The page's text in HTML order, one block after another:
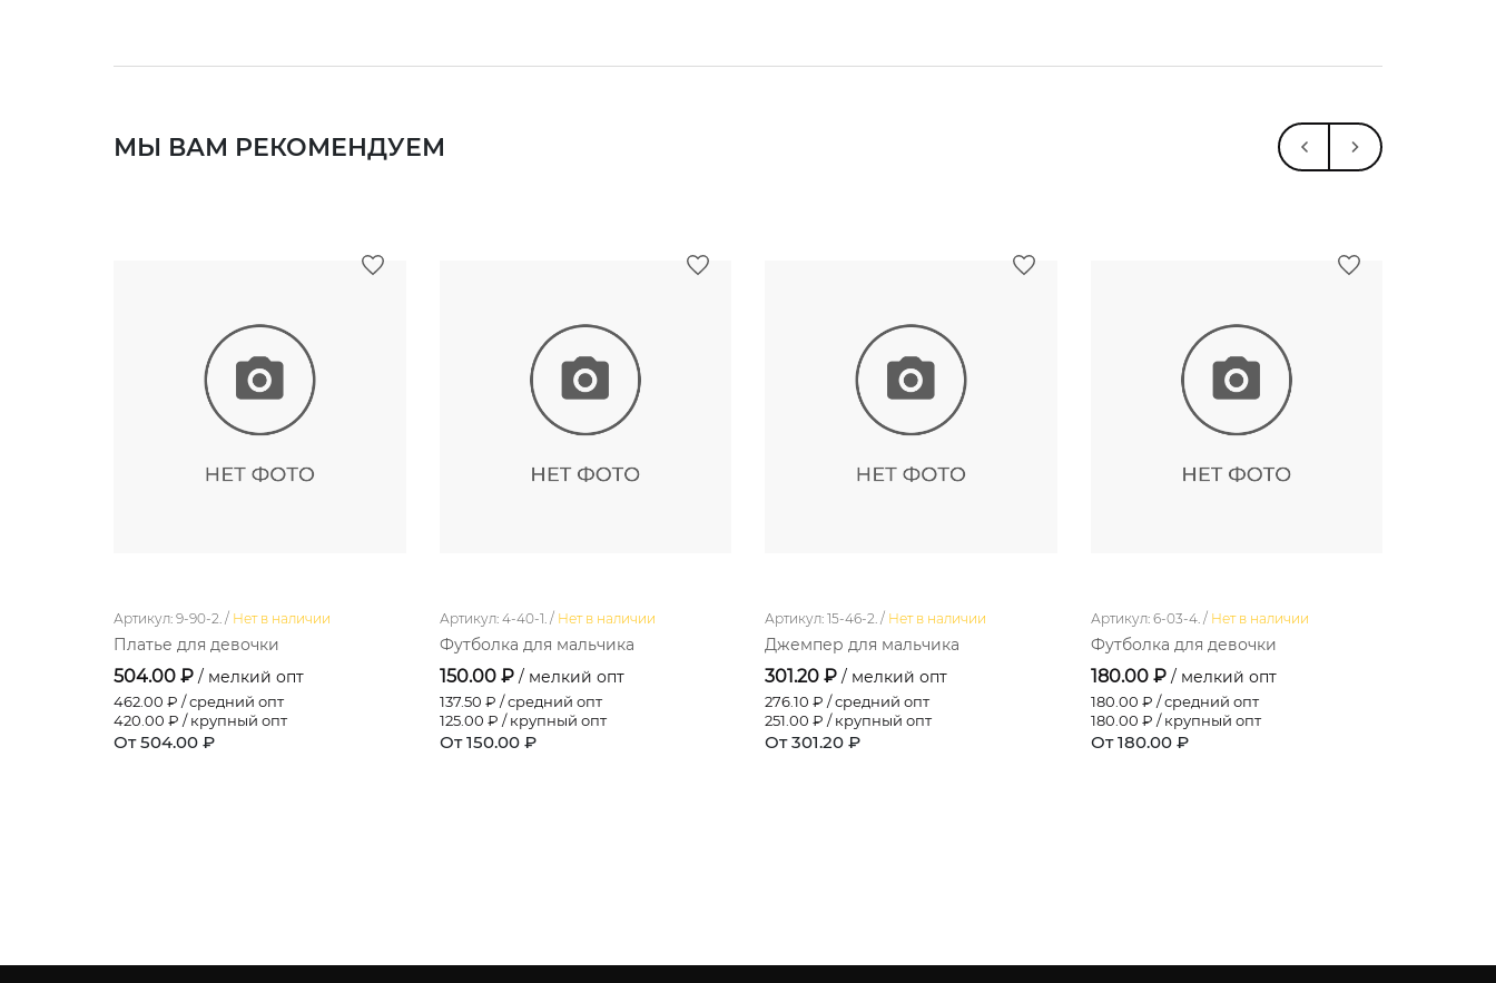
МЫ ВАМ РЕКОМЕНДУЕМ
Артикул: 9-90-2. / Нет в наличии
Платье для девочки
504.00 ₽ / мелкий опт
462.00 ₽ / средний опт
420.00 ₽ / крупный опт
От 504.00 ₽
Артикул: 4-40-1. / Нет в наличии
Футболка для мальчика
150.00 ₽ / мелкий опт
137.50 ₽ / средний опт
125.00 ₽ / крупный опт
От 150.00 ₽
Артикул: 15-46-2. / Нет в наличии
Джемпер для мальчика
301.20 ₽ / мелкий опт
276.10 ₽ / средний опт
251.00 ₽ / крупный опт
От 301.20 ₽
Артикул: 6-03-4. / Нет в наличии
Футболка для девочки
180.00 ₽ / мелкий опт
180.00 ₽ / средний опт
180.00 ₽ / крупный опт
От 180.00 ₽